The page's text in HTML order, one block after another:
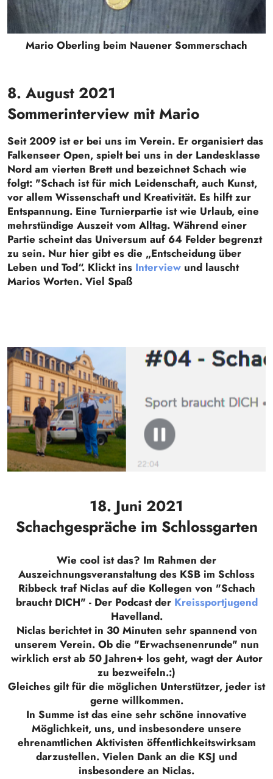
Mario Oberling beim Nauener Sommerschach
8. August 2021
Sommerinterview mit Mario
Seit 2009 ist er bei uns im Verein. Er organisiert das
Falkenseer Open, spielt bei uns in der Landesklasse
Nord am vierten Brett und bezeichnet Schach wie
folgt: "Schach ist für mich Leidenschaft, auch Kunst,
vor allem Wissenschaft und Kreativität. Es hilft zur
Entspannung. Eine Turnierpartie ist wie Urlaub, eine
mehrstündige Auszeit vom Alltag. Während einer
Partie scheint das Universum auf 64 Felder begrenzt
zu sein. Nur hier gibt es die „Entscheidung über
Leben und Tod“. Klickt ins Interview und lauscht
Marios Worten. Viel Spaß
18. Juni 2021
Schachgespräche im Schlossgarten
Wie cool ist das? Im Rahmen der
Auszeichnungsveranstaltung des KSB im Schloss
Ribbeck traf Niclas auf die Kollegen von "Schach
braucht DICH" - Der Podcast der Kreissportjugend
Havelland.
Niclas berichtet in 30 Minuten sehr spannend von
unserem Verein. Ob die "Erwachsenenrunde" nun
wirklich erst ab 50 Jahren+ los geht, wagt der Autor
zu bezweifeln.:)
Gleiches gilt für die möglichen Unterstützer, jeder ist
gerne willkommen.
In Summe ist das eine sehr schöne innovative
Möglichkeit, uns, und insbesondere unsere
ehrenamtlichen Aktivisten öffentlichkeitswirksam
darzustellen. Vielen Dank an die KSJ und
insbesondere an Niclas.